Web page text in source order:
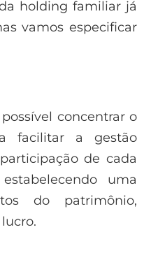
holding familiar já
vamos especificar
concentrar o
facilitar a gestão
de cada
uma
do patrimônio,